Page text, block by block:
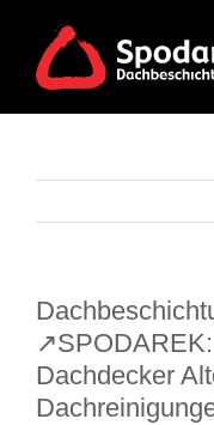
content
Dachdecker